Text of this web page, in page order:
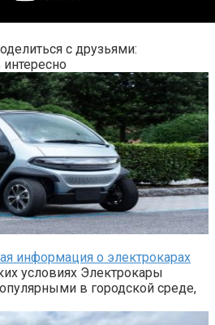
с друзьями:
информация о электрокарах
условиях Электрокары
в городской среде,